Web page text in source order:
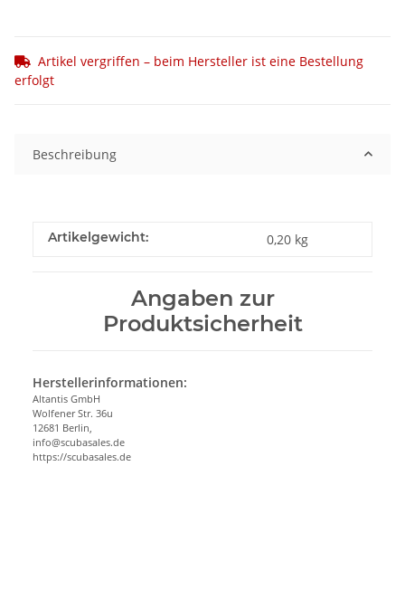
Artikel vergriffen – beim Hersteller ist eine Bestellung
erfolgt
Beschreibung
Artikelgewicht: 0,20 kg
Angaben zur
Produktsicherheit
Herstellerinformationen:
Altantis GmbH
Wolfener Str. 36u
12681 Berlin,
info@scubasales.de
https://scubasales.de